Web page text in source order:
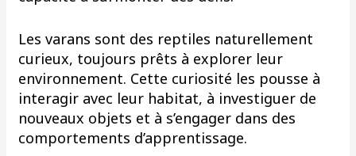
Les varans sont des reptiles naturellement
curieux, toujours prêts à explorer leur
environnement. Cette curiosité les pousse à
interagir avec leur habitat, à investiguer de
nouveaux objets et à s’engager dans des
comportements d’apprentissage.